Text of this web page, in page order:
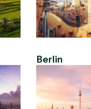
Berlin